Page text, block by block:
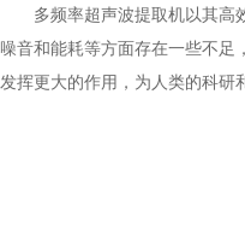
多频率超声波提取机以其高效
噪音和能耗等方面存在一些不足
发挥更大的作用，为人类的科研